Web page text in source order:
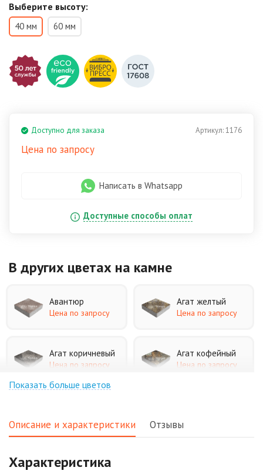
Выберите высоту:
40 мм 60 мм
Артикул:1176
Доступно для заказа
Цена по запросу
Написать в Whatsapp
Доступные способы оплат
В других цветах на камне
Авантюр
Цена по запросу
Агат желтый
Цена по запросу
Агат коричневый
Цена по запросу
Агат кофейный
Цена по запросу
Цена по запросу
Показать больше цветов
Описание и характеристики Отзывы
Характеристика